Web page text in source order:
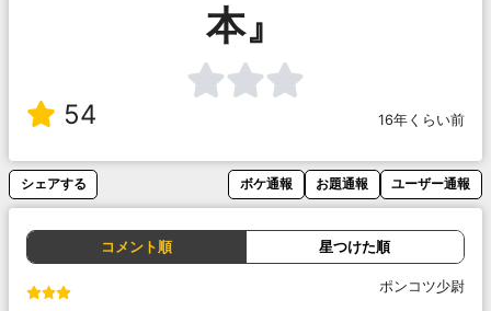
本』
54 16年くらい前
シェアする ボケ通報 お題通報 ユーザー通報
コメント順 星つけた順
ポンコツ少尉